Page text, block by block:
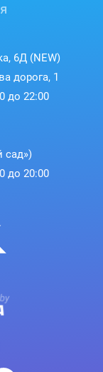
6Д (NEW)
дорога, 1
до 22:00
сад»)
до 20:00